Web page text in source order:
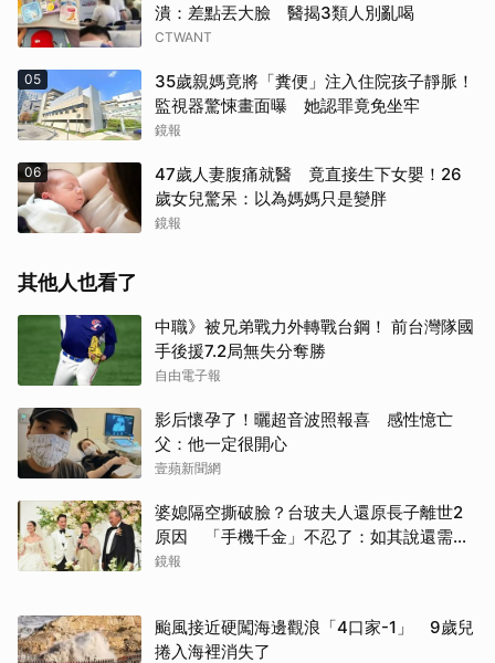
潰：差點丟大臉 醫揭3類人別亂喝
CTWANT
05
35歲親媽竟將「糞便」注入住院孩子靜脈！
監視器驚悚畫面曝 她認罪竟免坐牢
鏡報
06
47歲人妻腹痛就醫 竟直接生下女嬰！26
歲女兒驚呆：以為媽媽只是變胖
鏡報
其他人也看了
中職》被兄弟戰力外轉戰台鋼！ 前台灣隊國
手後援7.2局無失分奪勝
自由電子報
影后懷孕了！曬超音波照報喜 感性憶亡
父：他一定很開心
壹蘋新聞網
婆媳隔空撕破臉？台玻夫人還原長子離世2
原因 「手機千金」不忍了：如其說還需要
離開嗎？
鏡報
颱風接近硬闖海邊觀浪「4口家-1」 9歲兒
捲入海裡消失了